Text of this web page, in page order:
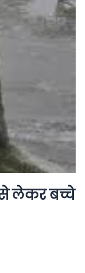
से लेकर बच्चे